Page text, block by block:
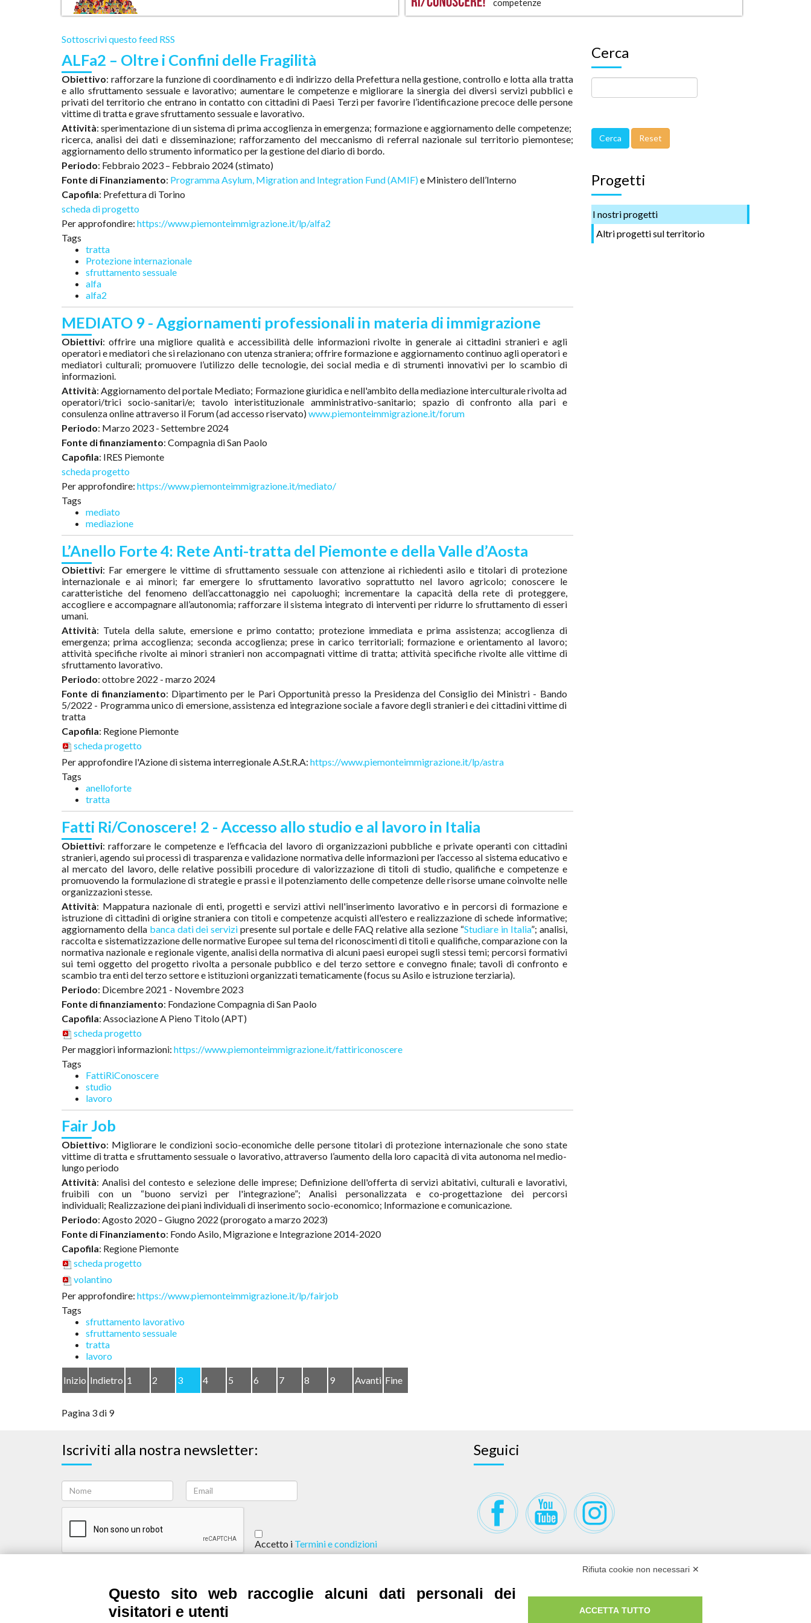
bisogni di formazione.
nuove tecnologie e di prassi innovative di scambio di informazioni
intende rafforzare le politiche dei servizi strutturali per il lavoro, favorire l’accesso
a servizi individualizzati pensati per un target sempre più differenziato d’utenza e
proporre percorsi di profilazione innovativi.
competenze
Sottoscrivi questo feed RSS
ALFa2 – Oltre i Confini delle Fragilità
Obiettivo: rafforzare la funzione di coordinamento e di indirizzo della Prefettura nella gestione, controllo e lotta alla tratta
e allo sfruttamento sessuale e lavorativo; aumentare le competenze e migliorare la sinergia dei diversi servizi pubblici e
privati del territorio che entrano in contatto con cittadini di Paesi Terzi per favorire l’identificazione precoce delle persone
vittime di tratta e grave sfruttamento sessuale e lavorativo.
Attività: sperimentazione di un sistema di prima accoglienza in emergenza; formazione e aggiornamento delle competenze;
ricerca, analisi dei dati e disseminazione; rafforzamento del meccanismo di referral nazionale sul territorio piemontese;
aggiornamento dello strumento informatico per la gestione del diario di bordo.
Periodo: Febbraio 2023 – Febbraio 2024 (stimato)
Fonte di Finanziamento: Programma Asylum, Migration and Integration Fund (AMIF)e Ministero dell’Interno
Capofila: Prefettura di Torino
scheda di progetto
Per approfondire: https://www.piemonteimmigrazione.it/lp/alfa2
Tags
tratta
Protezione internazionale
sfruttamento sessuale
alfa
alfa2
MEDIATO 9 - Aggiornamenti professionali in materia di immigrazione
Obiettivi: offrire una migliore qualità e accessibilità delle informazioni rivolte in generale ai cittadini stranieri e agli
operatori e mediatori che si relazionano con utenza straniera; offrire formazione e aggiornamento continuo agli operatori e
mediatori culturali; promuovere l’utilizzo delle tecnologie, dei social media e di strumenti innovativi per lo scambio di
informazioni.
Attività: Aggiornamento del portale Mediato; Formazione giuridica e nell'ambito della mediazione interculturale rivolta ad
operatori/trici socio-sanitari/e; tavolo interistituzionale amministrativo-sanitario; spazio di confronto alla pari e
consulenza online attraverso il Forum (ad accesso riservato)www.piemonteimmigrazione.it/forum
Periodo: Marzo 2023 - Settembre 2024
Fonte di finanziamento: Compagnia di San Paolo
Capofila: IRES Piemonte
scheda progetto
Per approfondire: https://www.piemonteimmigrazione.it/mediato/
Tags
mediato
mediazione
L’Anello Forte 4: Rete Anti-tratta del Piemonte e della Valle d’Aosta
Obiettivi: Far emergere le vittime di sfruttamento sessuale con attenzione ai richiedenti asilo e titolari di protezione
internazionale e ai minori; far emergere lo sfruttamento lavorativo soprattutto nel lavoro agricolo; conoscere le
caratteristiche del fenomeno dell’accattonaggio nei capoluoghi; incrementare la capacità della rete di proteggere,
accogliere e accompagnare all’autonomia; rafforzare il sistema integrato di interventi per ridurre lo sfruttamento di esseri
umani.
Attività: Tutela della salute, emersione e primo contatto; protezione immediata e prima assistenza; accoglienza di
emergenza; prima accoglienza; seconda accoglienza; prese in carico territoriali; formazione e orientamento al lavoro;
attività specifiche rivolte ai minori stranieri non accompagnati vittime di tratta; attività specifiche rivolte alle vittime di
sfruttamento lavorativo.
Periodo: ottobre 2022 - marzo 2024
Fonte di finanziamento: Dipartimento per le Pari Opportunità presso la Presidenza del Consiglio dei Ministri - Bando
5/2022 - Programma unico di emersione, assistenza ed integrazione sociale a favore degli stranieri e dei cittadini vittime di
tratta
Capofila: Regione Piemonte
scheda progetto
Per approfondire l'Azione di sistema interregionale A.St.R.A: https://www.piemonteimmigrazione.it/lp/astra
Tags
anelloforte
tratta
Fatti Ri/Conoscere! 2 - Accesso allo studio e al lavoro in Italia
Obiettivi: rafforzare le competenze e l’efficacia del lavoro di organizzazioni pubbliche e private operanti con cittadini
stranieri, agendo sui processi di trasparenza e validazione normativa delle informazioni per l’accesso al sistema educativo e
al mercato del lavoro, delle relative possibili procedure di valorizzazione di titoli di studio, qualifiche e competenze e
promuovendo la formulazione di strategie e prassi e il potenziamento delle competenze delle risorse umane coinvolte nelle
organizzazioni stesse.
Attività: Mappatura nazionale di enti, progetti e servizi attivi nell'inserimento lavorativo e in percorsi di formazione e
istruzione di cittadini di origine straniera con titoli e competenze acquisti all'estero e realizzazione di schede informative;
aggiornamento della banca dati dei servizi presente sul portale e delle FAQ relative alla sezione “Studiare in Italia”; analisi,
raccolta e sistematizzazione delle normative Europee sul tema del riconoscimenti di titoli e qualifiche, comparazione con la
normativa nazionale e regionale vigente, analisi della normativa di alcuni paesi europei sugli stessi temi; percorsi formativi
sui temi oggetto del progetto rivolta a personale pubblico e del terzo settore e convegno finale; tavoli di confronto e
scambio tra enti del terzo settore e istituzioni organizzati tematicamente (focus su Asilo e istruzione terziaria).
Periodo: Dicembre 2021 - Novembre 2023
Fonte di finanziamento: Fondazione Compagnia di San Paolo
Capofila: Associazione A Pieno Titolo (APT)
scheda progetto
Per maggiori informazioni: https://www.piemonteimmigrazione.it/fattiriconoscere
Tags
FattiRiConoscere
studio
lavoro
Fair Job
Obiettivo: Migliorare le condizioni socio-economiche delle persone titolari di protezione internazionale che sono state
vittime di tratta e sfruttamento sessuale o lavorativo, attraverso l’aumento della loro capacità di vita autonoma nel medio-
lungo periodo
Attività: Analisi del contesto e selezione delle imprese; Definizione dell'offerta di servizi abitativi, culturali e lavorativi,
fruibili con un “buono servizi per l'integrazione”; Analisi personalizzata e co-progettazione dei percorsi
individuali; Realizzazione dei piani individuali di inserimento socio-economico; Informazione e comunicazione.
Periodo: Agosto 2020 – Giugno 2022 (prorogato a marzo 2023)
Fonte di Finanziamento: Fondo Asilo, Migrazione e Integrazione 2014-2020
Capofila: Regione Piemonte
scheda progetto
volantino
Per approfondire: https://www.piemonteimmigrazione.it/lp/fairjob
Tags
sfruttamento lavorativo
sfruttamento sessuale
tratta
lavoro
Inizio Indietro 1 2 3 4 5 6 7 8 9 Avanti Fine
Pagina 3 di 9
Cerca
Progetti
I nostri progetti
Altri progetti sul territorio
Iscriviti alla nostra newsletter:
Accetto i Termini e condizioni
Seguici
qualità|accessibilità |privacy|
Rifiuta cookie non necessari ✕
Questo sito web raccoglie alcuni dati personali dei
visitatori e utenti
ACCETTA TUTTO